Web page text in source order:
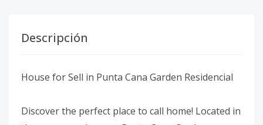
Descripción
House for Sell in Punta Cana Garden Residencial
Discover the perfect place to call home! Located in